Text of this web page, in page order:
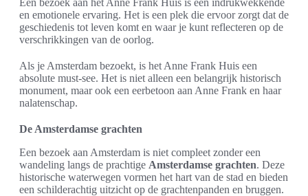
Een bezoek aan het Anne Frank Huis is een indrukwekkende
en emotionele ervaring. Het is een plek die ervoor zorgt dat de
geschiedenis tot leven komt en waar je kunt reflecteren op de
verschrikkingen van de oorlog.
Als je Amsterdam bezoekt, is het Anne Frank Huis een
absolute must-see. Het is niet alleen een belangrijk historisch
monument, maar ook een eerbetoon aan Anne Frank en haar
nalatenschap.
De Amsterdamse grachten
Een bezoek aan Amsterdam is niet compleet zonder een
wandeling langs de prachtige Amsterdamse grachten. Deze
historische waterwegen vormen het hart van de stad en bieden
een schilderachtig uitzicht op de grachtenpanden en bruggen.